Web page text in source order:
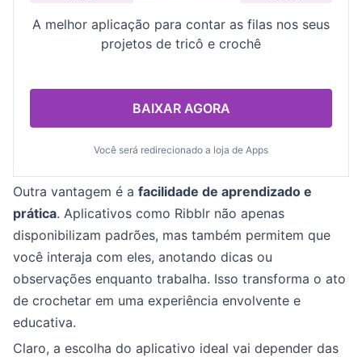
A melhor aplicação para contar as filas nos seus
projetos de tricô e crochê
BAIXAR AGORA
Você será redirecionado a loja de Apps
Outra vantagem é a facilidade de aprendizado e
prática. Aplicativos como Ribblr não apenas
disponibilizam padrões, mas também permitem que
você interaja com eles, anotando dicas ou
observações enquanto trabalha. Isso transforma o ato
de crochetar em uma experiência envolvente e
educativa.
Claro, a escolha do aplicativo ideal vai depender das